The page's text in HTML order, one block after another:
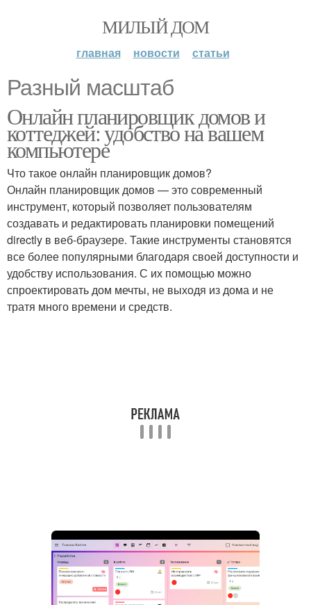
МИЛЫЙ ДОМ
главная новости статьи
Разный масштаб
Онлайн планировщик домов и
коттеджей: удобство на вашем
компьютере
Что такое онлайн планировщик домов?
Онлайн планировщик домов — это современный
инструмент, который позволяет пользователям
создавать и редактировать планировки помещений
directly в веб-браузере. Такие инструменты становятся
все более популярными благодаря своей доступности и
удобству использования. С их помощью можно
спроектировать дом мечты, не выходя из дома и не
тратя много времени и средств.